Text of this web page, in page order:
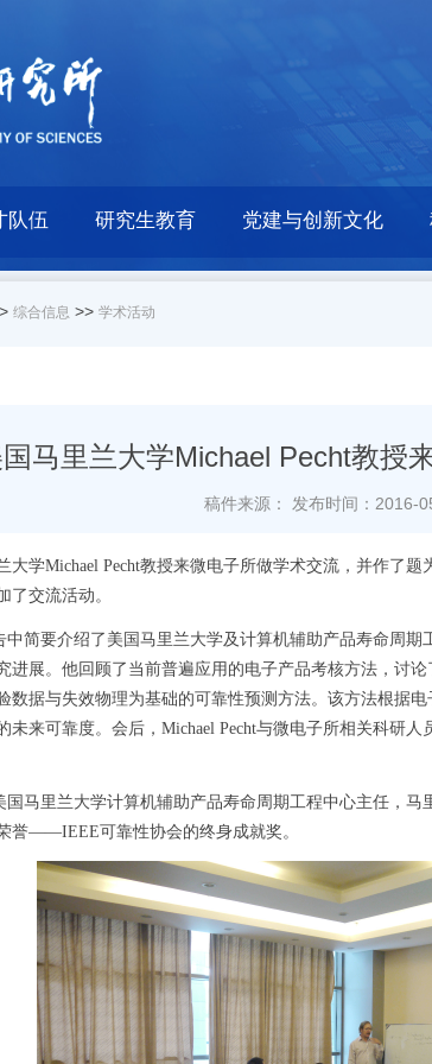
队伍 研究生教育 党建与创新文化
综合信息 >> 学术活动
马里兰大学Michael Pecht教授
稿件来源： 发布时间：2016-
大学Michael Pecht教授来微电子所做学术交流，并作了题
了交流活动。
中简要介绍了美国马里兰大学及计算机辅助产品寿命周
进展。他回顾了当前普遍应用的电子产品考核方法，讨
数据与失效物理为基础的可靠性预测方法。该方法根据
未来可靠度。 会后， Michael Pecht与微电子所相关科研人
国马里兰大学计算机辅助产品寿命周期工程中心主任，马
誉——IEEE可靠性协会的终身成就奖。